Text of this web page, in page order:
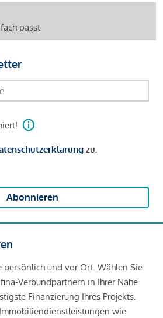
passt
zu.
Abonnieren
persönlich und vor Ort. Wählen Sie
Verbundpartnern in Ihrer Nähe
Finanzierung Ihres Projekts.
wie